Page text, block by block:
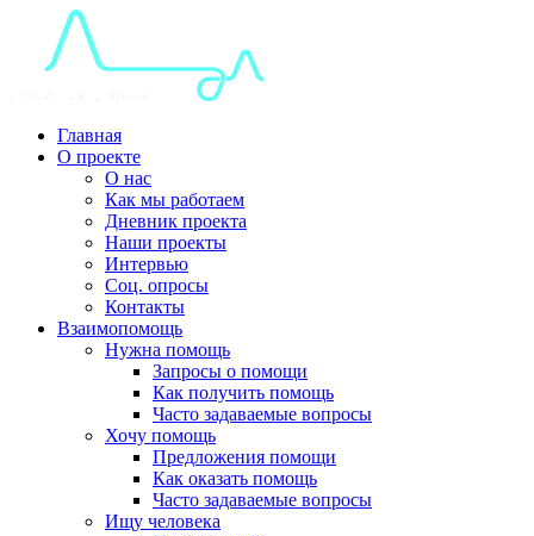
Главная
О проекте
О нас
Как мы работаем
Дневник проекта
Наши проекты
Интервью
Соц. опросы
Контакты
Взаимопомощь
Нужна помощь
Запросы о помощи
Как получить помощь
Часто задаваемые вопросы
Хочу помощь
Предложения помощи
Как оказать помощь
Часто задаваемые вопросы
Ищу человека